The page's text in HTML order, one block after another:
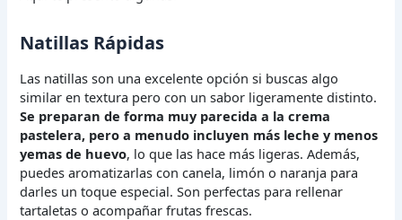
Natillas Rápidas
Las natillas son una excelente opción si buscas algo
similar en textura pero con un sabor ligeramente distinto.
Se preparan de forma muy parecida a la crema
pastelera, pero a menudo incluyen más leche y menos
yemas de huevo, lo que las hace más ligeras. Además,
puedes aromatizarlas con canela, limón o naranja para
darles un toque especial. Son perfectas para rellenar
tartaletas o acompañar frutas frescas.